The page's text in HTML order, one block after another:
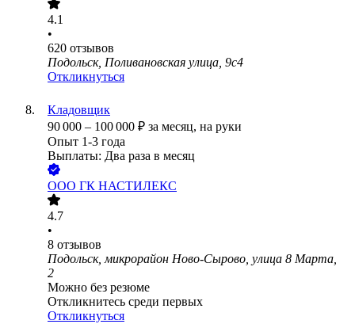
4.1
•
620 отзывов
Подольск, Поливановская улица, 9с4
Откликнуться
Кладовщик
90 000 – 100 000 ₽ за месяц, на руки
Опыт 1-3 года
Выплаты: Два раза в месяц
ООО ГК НАСТИЛЕКС
4.7
•
8 отзывов
Подольск, микрорайон Ново-Сырово, улица 8 Марта,
2
Можно без резюме
Откликнитесь среди первых
Откликнуться